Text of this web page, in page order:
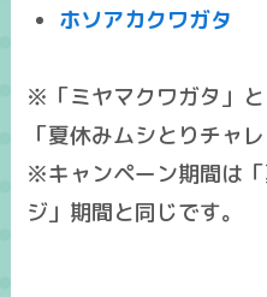
ホソアカクワガタ
※「ミヤマクワガタ」
「夏休みムシとりチャ
※キャンペーン期間は
ジ」期間と同じです。